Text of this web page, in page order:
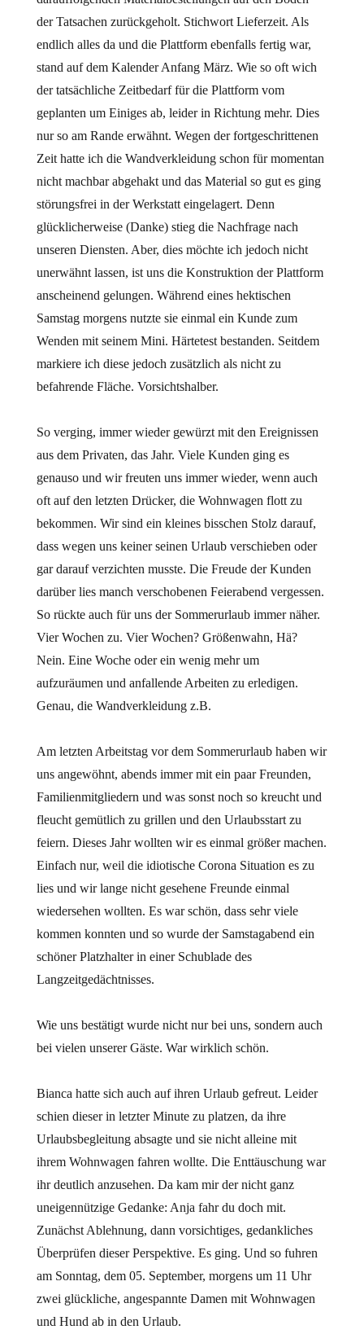
der Tatsachen zurückgeholt. Stichwort Lieferzeit. Als
endlich alles da und die Plattform ebenfalls fertig war,
stand auf dem Kalender Anfang März. Wie so oft wich
der tatsächliche Zeitbedarf für die Plattform vom
geplanten um Einiges ab, leider in Richtung mehr. Dies
nur so am Rande erwähnt. Wegen der fortgeschrittenen
Zeit hatte ich die Wandverkleidung schon für momentan
nicht machbar abgehakt und das Material so gut es ging
störungsfrei in der Werkstatt eingelagert. Denn
glücklicherweise (Danke) stieg die Nachfrage nach
unseren Diensten. Aber, dies möchte ich jedoch nicht
unerwähnt lassen, ist uns die Konstruktion der Plattform
anscheinend gelungen. Während eines hektischen
Samstag morgens nutzte sie einmal ein Kunde zum
Wenden mit seinem Mini. Härtetest bestanden. Seitdem
markiere ich diese jedoch zusätzlich als nicht zu
befahrende Fläche. Vorsichtshalber.
So verging, immer wieder gewürzt mit den Ereignissen
aus dem Privaten, das Jahr. Viele Kunden ging es
genauso und wir freuten uns immer wieder, wenn auch
oft auf den letzten Drücker, die Wohnwagen flott zu
bekommen. Wir sind ein kleines bisschen Stolz darauf,
dass wegen uns keiner seinen Urlaub verschieben oder
gar darauf verzichten musste. Die Freude der Kunden
darüber lies manch verschobenen Feierabend vergessen.
So rückte auch für uns der Sommerurlaub immer näher.
Vier Wochen zu. Vier Wochen? Größenwahn, Hä?
Nein. Eine Woche oder ein wenig mehr um
aufzuräumen und anfallende Arbeiten zu erledigen.
Genau, die Wandverkleidung z.B.
Am letzten Arbeitstag vor dem Sommerurlaub haben wir
uns angewöhnt, abends immer mit ein paar Freunden,
Familienmitgliedern und was sonst noch so kreucht und
fleucht gemütlich zu grillen und den Urlaubsstart zu
feiern. Dieses Jahr wollten wir es einmal größer machen.
Einfach nur, weil die idiotische Corona Situation es zu
lies und wir lange nicht gesehene Freunde einmal
wiedersehen wollten. Es war schön, dass sehr viele
kommen konnten und so wurde der Samstagabend ein
schöner Platzhalter in einer Schublade des
Langzeitgedächtnisses.
Wie uns bestätigt wurde nicht nur bei uns, sondern auch
bei vielen unserer Gäste. War wirklich schön.
Bianca hatte sich auch auf ihren Urlaub gefreut. Leider
schien dieser in letzter Minute zu platzen, da ihre
Urlaubsbegleitung absagte und sie nicht alleine mit
ihrem Wohnwagen fahren wollte. Die Enttäuschung war
ihr deutlich anzusehen. Da kam mir der nicht ganz
uneigennützige Gedanke: Anja fahr du doch mit.
Zunächst Ablehnung, dann vorsichtiges, gedankliches
Überprüfen dieser Perspektive. Es ging. Und so fuhren
am Sonntag, dem 05. September, morgens um 11 Uhr
zwei glückliche, angespannte Damen mit Wohnwagen
und Hund ab in den Urlaub.